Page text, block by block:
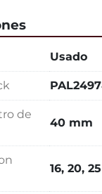
Usado
de
40 mm
16, 20,